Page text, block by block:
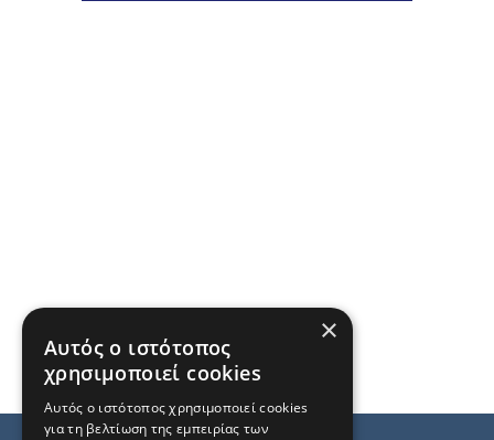
×
Αυτός ο ιστότοπος
χρησιμοποιεί cookies
Αυτός ο ιστότοπος χρησιμοποιεί cookies
για τη βελτίωση της εμπειρίας των